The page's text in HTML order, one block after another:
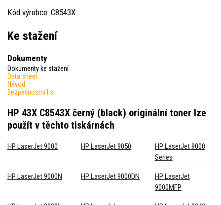
Kód výrobce: C8543X
Ke stažení
Dokumenty
Dokumenty ke stažení
Data sheet
Návod
Bezpečnostní list
HP 43X C8543X černý (black) originální toner lze
použít v těchto tiskárnách
HP LaserJet 9000 HP LaserJet 9050
HP LaserJet 9000
Series
HP LaserJet 9000N HP LaserJet 9000DN
HP LaserJet
9000MFP